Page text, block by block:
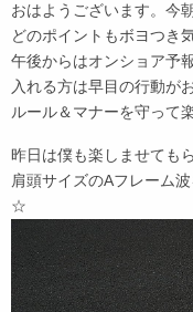
おはようございます。今
どのポイントもボヨつき
午後からはオンショア予
入れる方は早目の行動が
ルール＆マナーを守って
昨日は僕も楽しませても
肩頭サイズのAフレーム波
☆